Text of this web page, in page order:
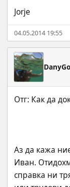
Jorje
04.05.2014 19:55
Аз да кажа
Иван.
справка ни